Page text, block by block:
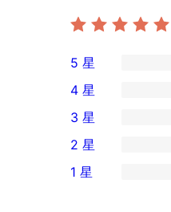
1
条
5
星
评
5 星
条
4
星
4 星
0
条
3
3 星
条
2 星
1 星